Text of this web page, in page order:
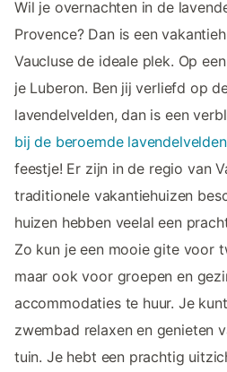
Wil je overnachten in de
Provence? Dan is een
Vaucluse de ideale plek. Op
je Luberon. Ben jij verliefd op
lavendelvelden, dan is een
bij de beroemde
feestje! Er zijn in de regio van
traditionele vakantiehuizen
huizen hebben veelal een
Zo kun je een mooie gite voor
maar ook voor groepen en
accommodaties te huur. Je
zwembad relaxen en genieten
tuin. Je hebt een prachtig